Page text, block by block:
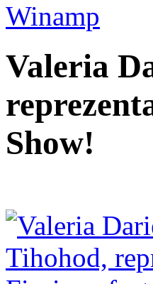
Valeria
Show!